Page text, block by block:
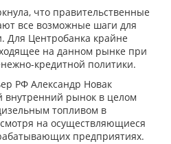
что правительственные
все возможные шаги для
Для Центробанка крайне
на данном рынке при
кредитной политики.
РФ Александр Новак
внутренний рынок в целом
топливом в
на осуществляющиеся
предприятиях.